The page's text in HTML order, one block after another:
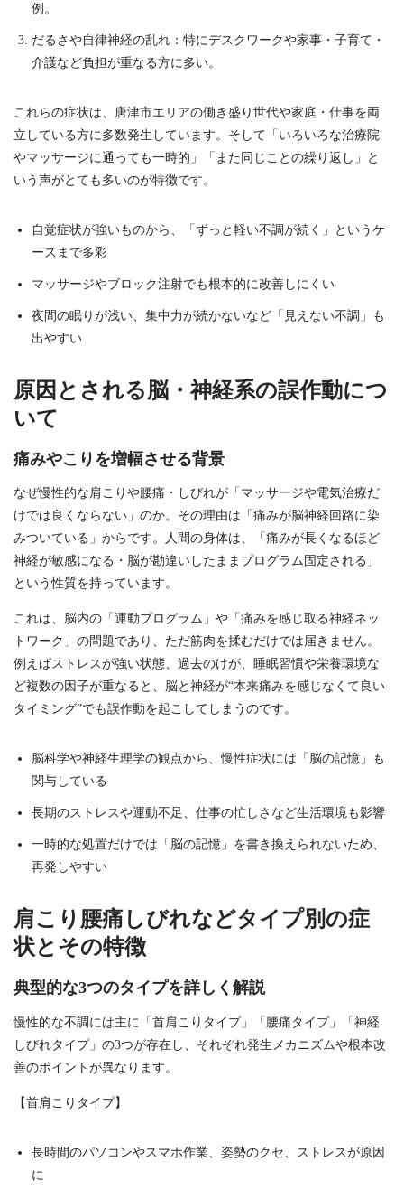
例。
だるさや自律神経の乱れ：特にデスクワークや家事・子育て・
介護など負担が重なる方に多い。
これらの症状は、唐津市エリアの働き盛り世代や家庭・仕事を両
立している方に多数発生しています。そして「いろいろな治療院
やマッサージに通っても一時的」「また同じことの繰り返し」と
いう声がとても多いのが特徴です。
自覚症状が強いものから、「ずっと軽い不調が続く」というケ
ースまで多彩
マッサージやブロック注射でも根本的に改善しにくい
夜間の眠りが浅い、集中力が続かないなど「見えない不調」も
出やすい
原因とされる脳・神経系の誤作動につ
いて
痛みやこりを増幅させる背景
なぜ慢性的な肩こりや腰痛・しびれが「マッサージや電気治療だ
けでは良くならない」のか。その理由は「痛みが脳神経回路に染
みついている」からです。人間の身体は、「痛みが長くなるほど
神経が敏感になる・脳が勘違いしたままプログラム固定される」
という性質を持っています。
これは、脳内の「運動プログラム」や「痛みを感じ取る神経ネッ
トワーク」の問題であり、ただ筋肉を揉むだけでは届きません。
例えばストレスが強い状態、過去のけが、睡眠習慣や栄養環境な
ど複数の因子が重なると、脳と神経が“本来痛みを感じなくて良い
タイミング”でも誤作動を起こしてしまうのです。
脳科学や神経生理学の観点から、慢性症状には「脳の記憶」も
関与している
長期のストレスや運動不足、仕事の忙しさなど生活環境も影響
一時的な処置だけでは「脳の記憶」を書き換えられないため、
再発しやすい
肩こり腰痛しびれなどタイプ別の症
状とその特徴
典型的な3つのタイプを詳しく解説
慢性的な不調には主に「首肩こりタイプ」「腰痛タイプ」「神経
しびれタイプ」の3つが存在し、それぞれ発生メカニズムや根本改
善のポイントが異なります。
【首肩こりタイプ】
長時間のパソコンやスマホ作業、姿勢のクセ、ストレスが原因
に